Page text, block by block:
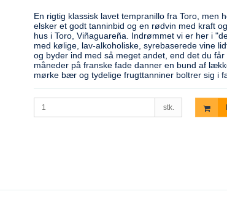
En rigtig klassisk lavet tempranillo fra Toro, men
elsker et godt tanninbid og en rødvin med kraft
hus i Toro, Viñaguareña. Indrømmet vi er her i
med kølige, lav-alkoholiske, syrebaserede vine
og byder ind med så meget andet, end det du
måneder på franske fade danner en bund af
mørke bær og tydelige frugttanniner boltrer sig i
stk.